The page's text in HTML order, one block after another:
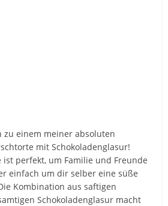
zu einem meiner absoluten
mit Schokoladenglasur!
ist perfekt, um Familie und Freunde
einfach um dir selber eine süße
Kombination aus saftigen
Schokoladenglasur macht